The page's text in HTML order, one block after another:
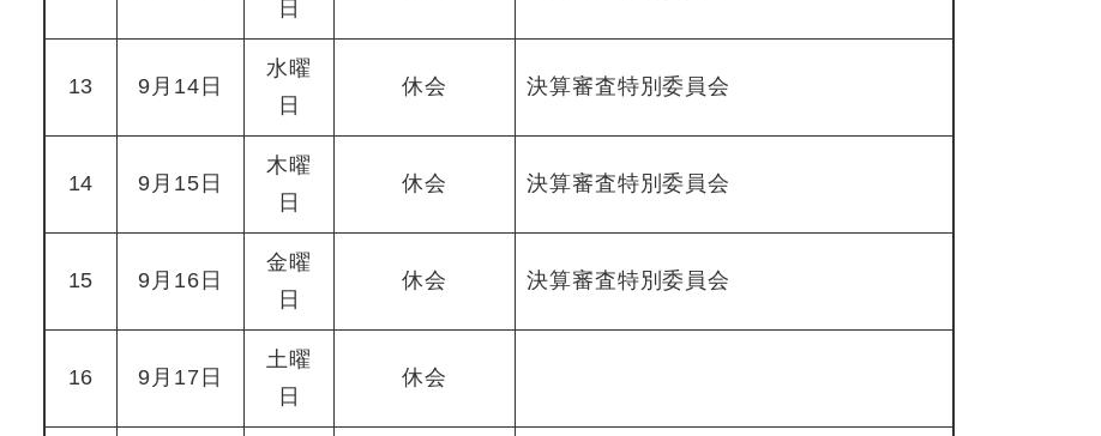
日
13 9月14日
水曜
日
休会 決算審査特別委員会
14 9月15日
木曜
日
休会 決算審査特別委員会
15 9月16日
金曜
日
休会 決算審査特別委員会
16 9月17日
土曜
日
休会